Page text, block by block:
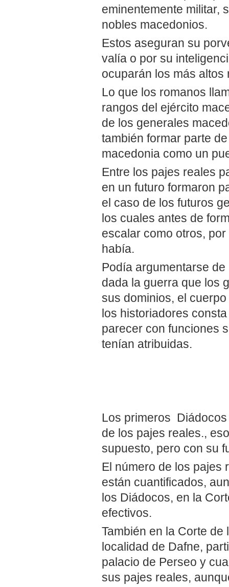
eminentemente militar,
nobles macedonios.
Estos aseguran su
valía o por su
ocuparán los más altos
Lo que los romanos
rangos del ejército
de los generales
también formar parte
macedonia como un
Entre los pajes reales
en un futuro formaron
el caso de los futuros
los cuales antes de
escalar como otros,
había.
Podía argumentarse
dada la guerra que los
sus dominios, el
los historiadores
parecer con funciones
tenían atribuidas.
Los primeros
de los pajes reales.,
supuesto, pero con su
El número de los pajes
están cuantificados,
los Diádocos, en la
efectivos.
También en la Corte
localidad de Dafne,
palacio de Perseo y
sus pajes reales,